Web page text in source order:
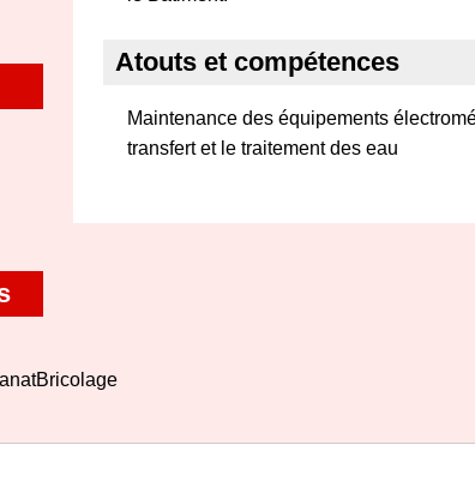
Atouts et compétences
Maintenance des équipements
transfert et le traitement des eau